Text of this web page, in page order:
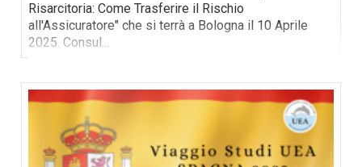
Risarcitoria: Come Trasferire il Rischio
all'Assicuratore" che si terrà a Bologna il 10 Aprile
2025. Consul...